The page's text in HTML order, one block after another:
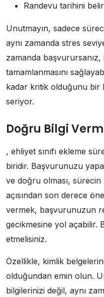
Randevu tarihini
Unutmayın, sadece
aynı zamanda stres
zamanda başvurursanız,
tamamlanmasını
kadar kritik olduğunu bir
seriyor.
Doğru Bilgi
, ehliyet sınıfı ekleme
biridir. Başvurunuzu
ve doğru olması, sürecin
açısından son derece
vermek, başvurunuzun
gecikmesine yol açabilir.
etmelisiniz.
Özellikle, kimlik
olduğundan emin olun.
bilgilerinizi değil, aynı